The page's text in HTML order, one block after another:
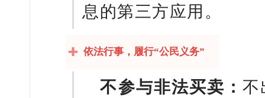
息的第三方应用。
依法行事，履行“公民义务”
不参与非法买卖：不